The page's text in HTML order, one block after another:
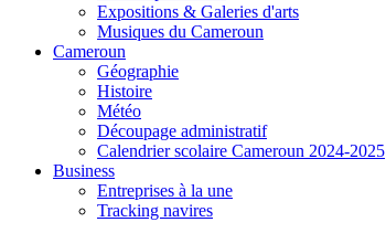
Expositions & Galeries d'arts
Musiques du Cameroun
Cameroun
Géographie
Histoire
Météo
Découpage administratif
Calendrier scolaire Cameroun 2024-2025
Business
Entreprises à la une
Tracking navires